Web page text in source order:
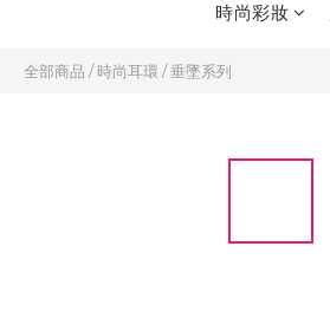
時尚彩妝
全部商品 /時尚耳環 /垂墜系列